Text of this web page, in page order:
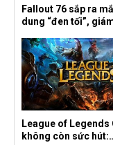
Fallout 76 sắp ra
dung “đen tối”,
League of
không còn sức hút: